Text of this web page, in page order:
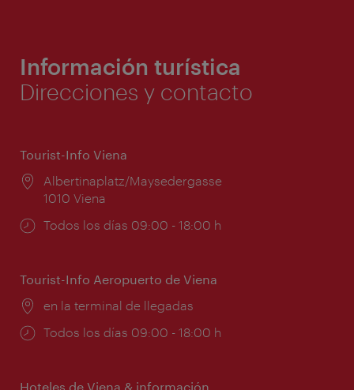
Información turística
Direcciones y contacto
Tourist-Info Viena
Lugar:
Albertinaplatz/Maysedergasse
1010 Viena
Horarios
Todos los días 09:00 - 18:00 h
Tourist-Info Aeropuerto de Viena
Lugar:
en la terminal de llegadas
Horarios
Todos los días 09:00 - 18:00 h
Hoteles de Viena & información